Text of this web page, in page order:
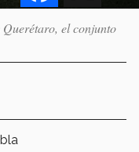
el conjunto